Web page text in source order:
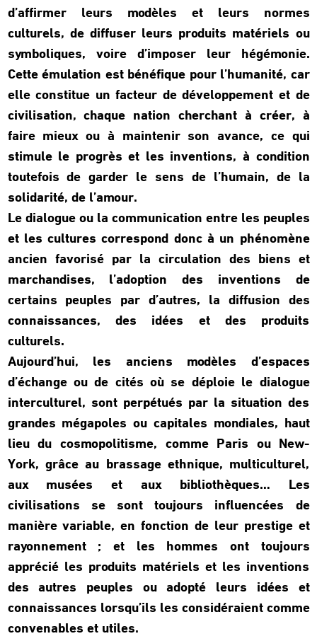
d’affirmer leurs modèles et leurs normes
culturels, de diffuser leurs produits matériels ou
symboliques, voire d’imposer leur hégémonie.
Cette émulation est bénéfique pour l’humanité, car
elle constitue un facteur de développement et de
civilisation, chaque nation cherchant à créer, à
faire mieux ou à maintenir son avance, ce qui
stimule le progrès et les inventions, à condition
toutefois de garder le sens de l’humain, de la
solidarité, de l’amour.
Le dialogue ou la communication entre les peuples
et les cultures correspond donc à un phénomène
ancien favorisé par la circulation des biens et
marchandises, l’adoption des inventions de
certains peuples par d’autres, la diffusion des
connaissances, des idées et des produits
culturels.
Aujourd’hui, les anciens modèles d’espaces
d’échange ou de cités où se déploie le dialogue
interculturel, sont perpétués par la situation des
grandes mégapoles ou capitales mondiales, haut
lieu du cosmopolitisme, comme Paris ou New-
York, grâce au brassage ethnique, multiculturel,
aux musées et aux bibliothèques… Les
civilisations se sont toujours influencées de
manière variable, en fonction de leur prestige et
rayonnement ; et les hommes ont toujours
apprécié les produits matériels et les inventions
des autres peuples ou adopté leurs idées et
connaissances lorsqu’ils les considéraient comme
convenables et utiles.